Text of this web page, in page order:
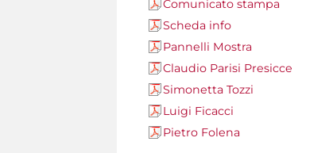
Comunicato stampa
Scheda info
Pannelli Mostra
Claudio Parisi Presicce
Simonetta Tozzi
Luigi Ficacci
Pietro Folena